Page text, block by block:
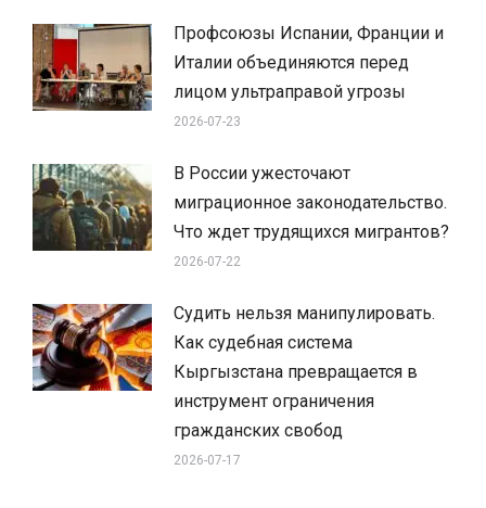
Профсоюзы Испании, Франции и
Италии объединяются перед
лицом ультраправой угрозы
2026-07-23
В России ужесточают
миграционное законодательство.
Что ждет трудящихся мигрантов?
2026-07-22
Судить нельзя манипулировать.
Как судебная система
Кыргызстана превращается в
инструмент ограничения
гражданских свобод
2026-07-17